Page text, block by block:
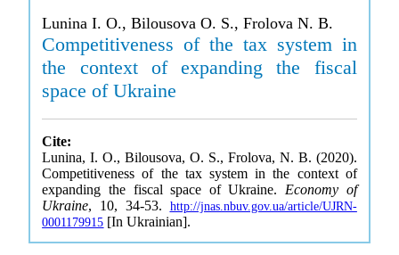
Lunina I. O., Bilousova O. S., Frolova N. B.
Competitiveness of the tax system in
the context of expanding the fiscal
space of Ukraine
Cite:
Lunina, I. O., Bilousova, O. S., Frolova, N. B. (2020).
Competitiveness of the tax system in the context of
expanding the fiscal space of Ukraine. Economy of
Ukraine, 10, 34-53. http://jnas.nbuv.gov.ua/article/UJRN-
0001179915 [In Ukrainian].